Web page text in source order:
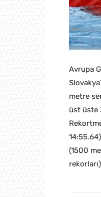
Avrupa
metre
üst üste
(1500